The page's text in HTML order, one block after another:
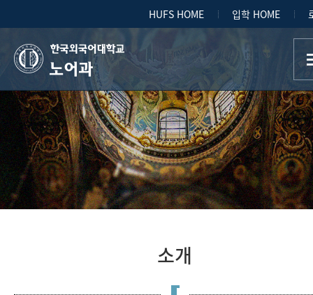
HUFS HOME 입학 HOME
노어과
소개